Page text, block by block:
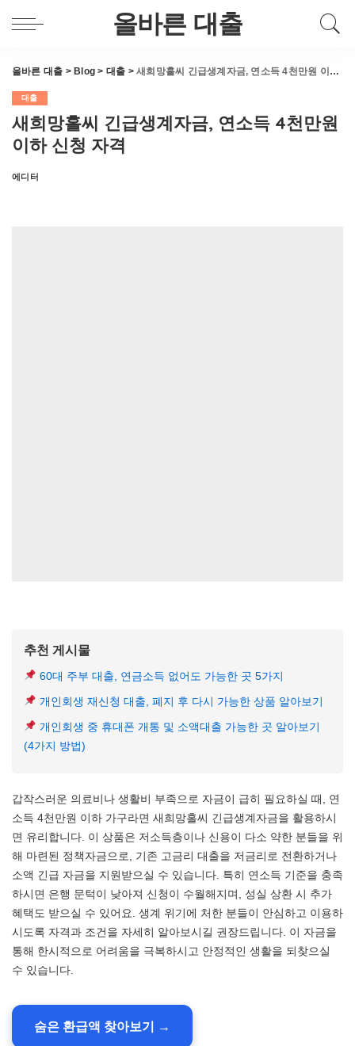
올바른 대출
올바른 대출 > Blog > 대출 >새희망홀씨 긴급생계자금, 연소득 4천만원 이하 신청 자격
대출
새희망홀씨 긴급생계자금, 연소득 4천만원
이하 신청 자격
Posted
에디터
추천 게시물
60대 주부 대출, 연금소득 없어도 가능한 곳 5가지
개인회생 재신청 대출, 폐지 후 다시 가능한 상품 알아보기
개인회생 중 휴대폰 개통 및 소액대출 가능한 곳 알아보기
(4가지 방법)
갑작스러운 의료비나 생활비 부족으로 자금이 급히 필요하실 때, 연
소득 4천만원 이하 가구라면 새희망홀씨 긴급생계자금을 활용하시
면 유리합니다. 이 상품은 저소득층이나 신용이 다소 약한 분들을 위
해 마련된 정책자금으로, 기존 고금리 대출을 저금리로 전환하거나
소액 긴급 자금을 지원받으실 수 있습니다. 특히 연소득 기준을 충족
하시면 은행 문턱이 낮아져 신청이 수월해지며, 성실 상환 시 추가
혜택도 받으실 수 있어요. 생계 위기에 처한 분들이 안심하고 이용하
시도록 자격과 조건을 자세히 알아보시길 권장드립니다. 이 자금을
통해 한시적으로 어려움을 극복하시고 안정적인 생활을 되찾으실
수 있습니다.
숨은 환급액 찾아보기 →